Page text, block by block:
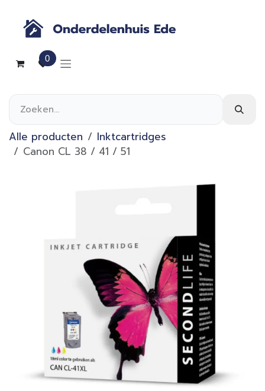
0
Alle producten
Inktcartridges
Canon CL 38 / 41 / 51